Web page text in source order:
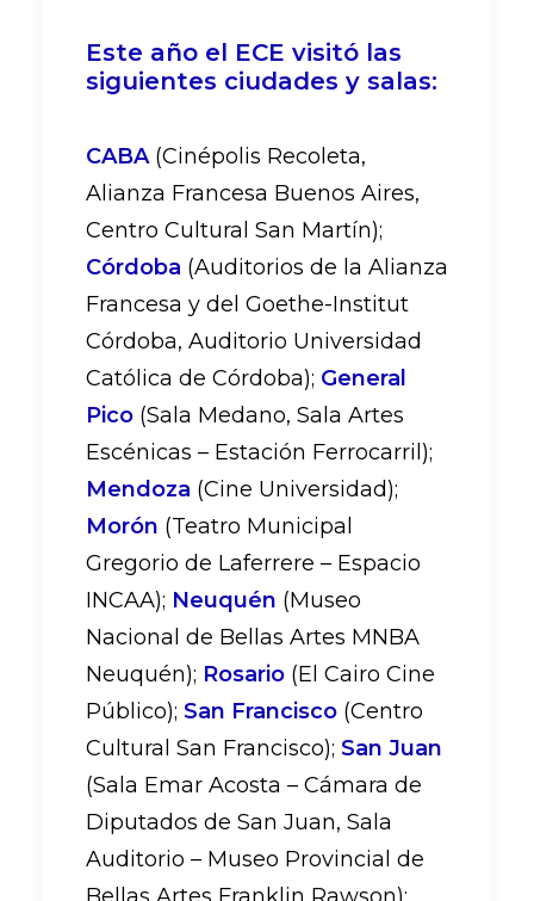
Este año el ECE visitó las
siguientes ciudades y salas:
CABA(Cinépolis Recoleta,
Alianza Francesa Buenos Aires,
Centro Cultural San Martín);
Córdoba (Auditorios de la Alianza
Francesa y del Goethe-Institut
Córdoba, Auditorio Universidad
Católica de Córdoba); General
Pico (Sala Medano, Sala Artes
Escénicas – Estación Ferrocarril);
Mendoza (Cine Universidad);
Morón (Teatro Municipal
Gregorio de Laferrere – Espacio
INCAA); Neuquén (Museo
Nacional de Bellas Artes MNBA
Neuquén); Rosario (El Cairo Cine
Público); San Francisco (Centro
Cultural San Francisco); San Juan
(Sala Emar Acosta – Cámara de
Diputados de San Juan, Sala
Auditorio – Museo Provincial de